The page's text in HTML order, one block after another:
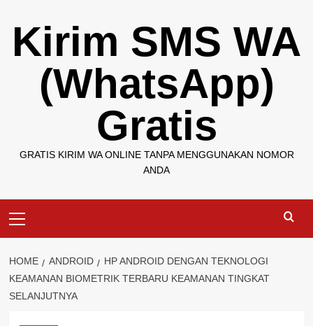
content
Kirim SMS WA
(WhatsApp)
Gratis
GRATIS KIRIM WA ONLINE TANPA MENGGUNAKAN NOMOR
ANDA
Menu
HOME ANDROID
HP ANDROID DENGAN TEKNOLOGI
KEAMANAN BIOMETRIK TERBARU KEAMANAN TINGKAT
SELANJUTNYA